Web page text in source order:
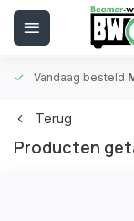
Vandaag besteld
Terug
Producten